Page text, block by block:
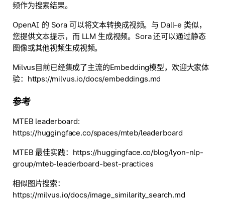
频作为搜索结果。
OpenAI 的 Sora 可以将文本转换成视频。与 Dall-e 类似，
您提供文本提示，而 LLM 生成视频。Sora 还可以通过静态
图像或其他视频生成视频。
Milvus目前已经集成了主流的Embedding模型，欢迎大家体
验：https://milvus.io/docs/embeddings.md
参考
MTEB leaderboard:
https://huggingface.co/spaces/mteb/leaderboard
MTEB 最佳实践：https://huggingface.co/blog/lyon-nlp-
group/mteb-leaderboard-best-practices
相似图片搜索：
https://milvus.io/docs/image_similarity_search.md